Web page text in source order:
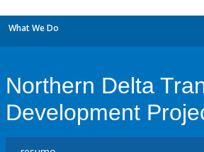
What We Do
Northern Delta
Development